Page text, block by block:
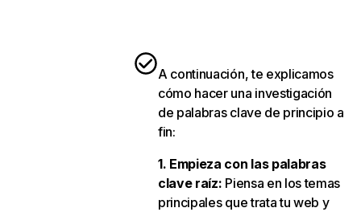
A continuación, te explicamos
cómo hacer una investigación
de palabras clave de principio a
fin:
1. Empieza con las palabras
clave raíz: Piensa en los temas
principales que trata tu web y